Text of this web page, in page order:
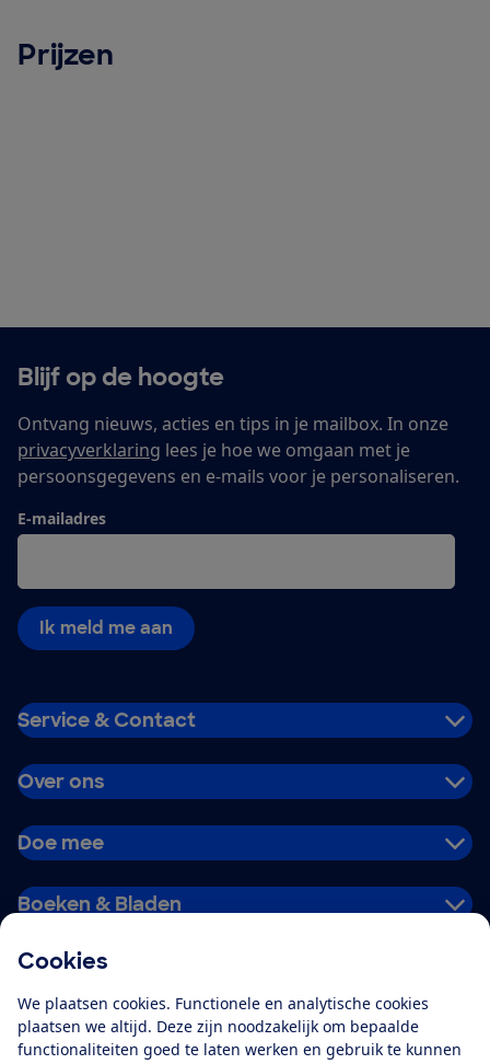
Cookies
We plaatsen cookies. Functionele en analytische cookies
plaatsen we altijd. Deze zijn noodzakelijk om bepaalde
functionaliteiten goed te laten werken en gebruik te kunnen
Prijzen
Blijf op de hoogte
Ontvang nieuws, acties en tips in je mailbox. In onze
privacyverklaring lees je hoe we omgaan met je
persoonsgegevens en e-mails voor je personaliseren.
E-mailadres
Ik meld me aan
Service & Contact
Over ons
Doe mee
Boeken & Bladen